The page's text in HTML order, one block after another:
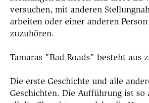
versuchen, mit anderen
arbeiten oder einer anderen
zuzuhören.
Tamaras "Bad Roads" besteht aus
Die erste Geschichte und alle
Geschichten. Die Aufführung ist so